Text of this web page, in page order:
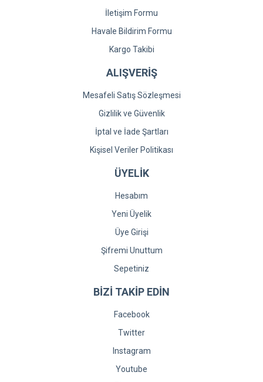
İletişim Formu
Havale Bildirim Formu
Kargo Takibi
ALIŞVERİŞ
Mesafeli Satış Sözleşmesi
Gizlilik ve Güvenlik
İptal ve İade Şartları
Kişisel Veriler Politikası
ÜYELİK
Hesabım
Yeni Üyelik
Üye Girişi
Şifremi Unuttum
Sepetiniz
BİZİ TAKİP EDİN
Facebook
Twitter
Instagram
Youtube